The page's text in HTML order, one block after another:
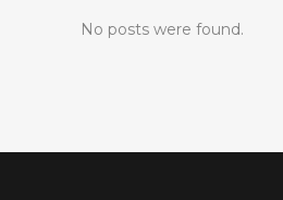
No posts were found.